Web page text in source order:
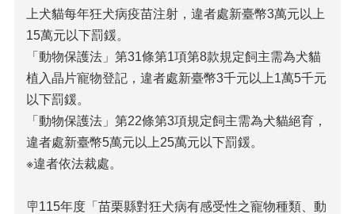
上犬貓每年狂犬病疫苗注射，違者處新臺幣3萬元以上
15萬元以下罰鍰。
「動物保護法」第31條第1項第8款規定飼主需為犬貓
植入晶片寵物登記，違者處新臺幣3千元以上1萬5千元
以下罰鍰。
「動物保護法」第22條第3項規定飼主需為犬貓絕育，
違者處新臺幣5萬元以上25萬元以下罰鍰。
※違者依法裁處。
🪧115年度「苗栗縣對狂犬病有感受性之寵物種類、動